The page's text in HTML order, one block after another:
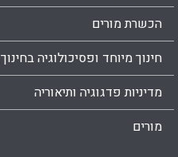
הכשרת מורים
חינוך מיוחד ופסיכולוגיה בחינוך
מדיניות פדגוגיה ותיאוריה
מורים